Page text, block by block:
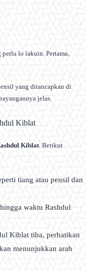
lo lakuin. Pertama,
yang ditancapkan di
jelas.
Kiblat
Kiblat. Berikut
tiang atau pensil dan
waktu Rashdul
Kiblat tiba, perhatikan
menunjukkan arah